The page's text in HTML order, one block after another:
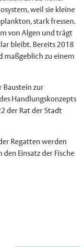
weil sie kleine
stark fressen.
von Algen und trägt
bleibt. Bereits 2018
maßgeblich zu einem
Baustein zur
Handlungskonzepts
der Rat der Stadt
Regatten werden
Einsatz der Fische